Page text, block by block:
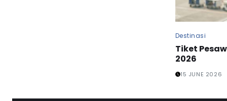
Destinasi
Tiket
2026
15 JUNE 2026